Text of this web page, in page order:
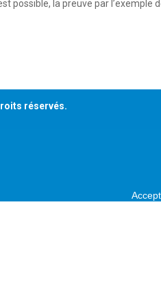
possible, la preuve par
réservés.